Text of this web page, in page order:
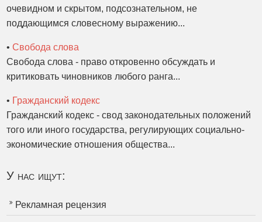
очевидном и скрытом, подсознательном, не
поддающимся словесному выражению...
•Свобода слова
Свобода слова - право откровенно обсуждать и
критиковать чиновников любого ранга...
• Гражданский кодекс
Гражданский кодекс - свод законодательных положений
того или иного государства, регулирующих социально-
экономические отношения общества...
У нас ищут:
Рекламная рецензия